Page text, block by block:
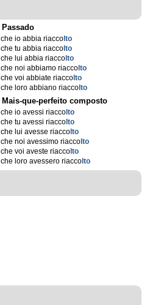
Passado
che io abbia riacco lto
che tu abbia riacco lto
che lui abbia riacco lto
che noi abbiamo riacco lto
che voi abbiate riacco lto
che loro abbiano riacco lto
Mais-que-perfeito composto
che io avessi riacco lto
che tu avessi riacco lto
che lui avesse riacco lto
che noi avessimo riacco lto
che voi aveste riacco lto
che loro avessero riacco lto